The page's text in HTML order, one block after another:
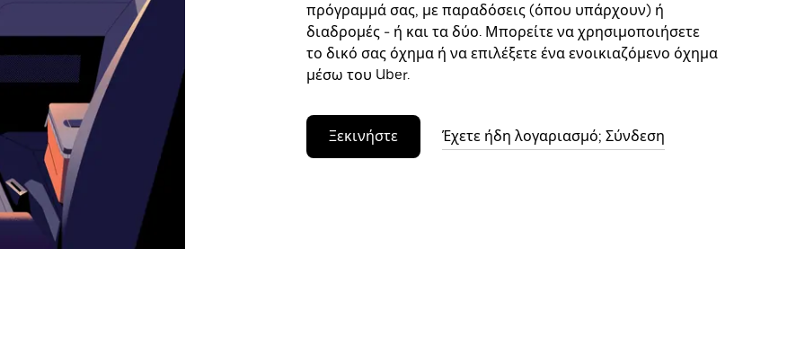
πρόγραμμά σας, με παραδόσεις (όπου υπάρχουν) ή
διαδρομές - ή και τα δύο. Μπορείτε να χρησιμοποιήσετε
το δικό σας όχημα ή να επιλέξετε ένα ενοικιαζόμενο όχημα
μέσω του Uber.
Ξεκινήστε Έχετε ήδη λογαριασμό; Σύνδεση